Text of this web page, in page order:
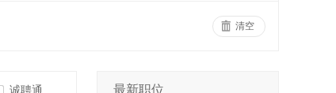
清空
诚聘通 最新职位